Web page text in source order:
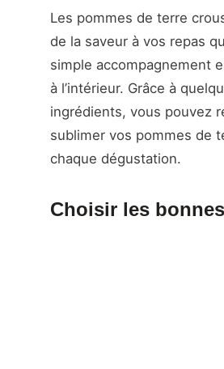
Les pommes de terre
de la saveur à vos repas
simple accompagnement
à l’intérieur. Grâce à
ingrédients, vous pouvez
sublimer vos pommes de
chaque dégustation.
Choisir les